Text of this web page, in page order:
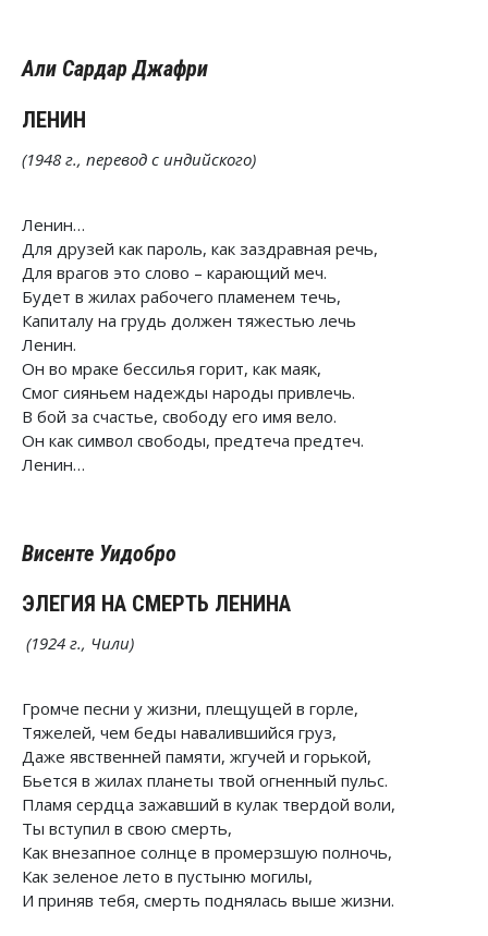
Али Сардар Джафри
ЛЕНИН
(1948 г., перевод с индийского)
Ленин…
Для друзей как пароль, как заздравная речь,
Для врагов это слово – карающий меч.
Будет в жилах рабочего пламенем течь,
Капиталу на грудь должен тяжестью лечь
Ленин.
Он во мраке бессилья горит, как маяк,
Смог сияньем надежды народы привлечь.
В бой за счастье, свободу его имя вело.
Он как символ свободы, предтеча предтеч.
Ленин…
Висенте Уидобро
ЭЛЕГИЯ НА СМЕРТЬ ЛЕНИНА
(1924 г., Чили)
Громче песни у жизни, плещущей в горле,
Тяжелей, чем беды навалившийся груз,
Даже явственней памяти, жгучей и горькой,
Бьется в жилах планеты твой огненный пульс.
Пламя сердца зажавший в кулак твердой воли,
Ты вступил в свою смерть,
Как внезапное солнце в промерзшую полночь,
Как зеленое лето в пустыню могилы,
И приняв тебя, смерть поднялась выше жизни.